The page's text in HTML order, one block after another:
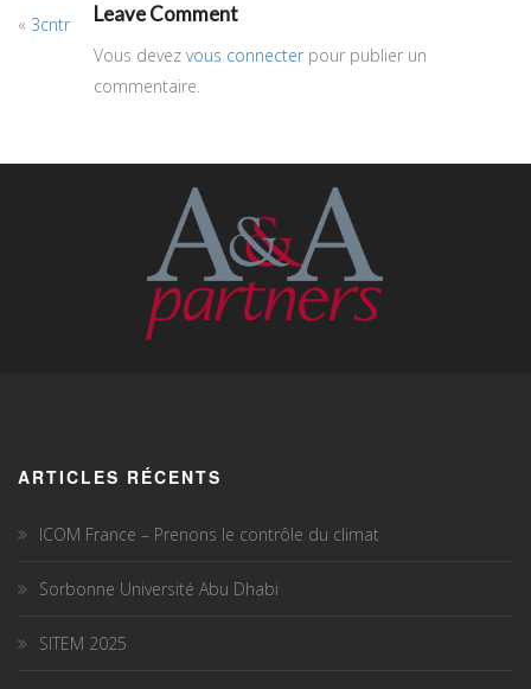
« 3cntr Leave Comment
Vous devez vous connecter pour publier un
commentaire.
ARTICLES RÉCENTS
ICOM France – Prenons le contrôle du climat
Sorbonne Université Abu Dhabi
SITEM 2025